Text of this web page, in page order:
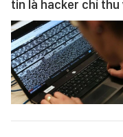
tin là hacker chỉ